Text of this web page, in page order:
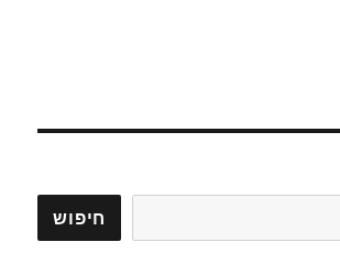
חיפוש